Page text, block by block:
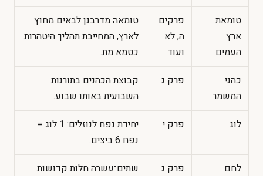
טומאת
ארץ
העמים
פרקים
ה, לא
ועוד
טומאה מדרבנן לבאים מחוץ
לארץ, המחייבת תהליך היטהרות
כטמא מת.
כהני
המשמר
פרק ג
קבוצת הכהנים בתורנות
השבועית באותו שבוע.
לוג
פרק י
יחידת נפח לנוזלים: 1 לוג =
נפח 6 ביצים.
לחם
פרק ג
שתים־עשרה חלות קדושות